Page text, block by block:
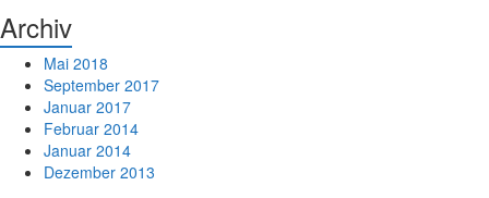
Archiv
Mai 2018
September 2017
Januar 2017
Februar 2014
Januar 2014
Dezember 2013